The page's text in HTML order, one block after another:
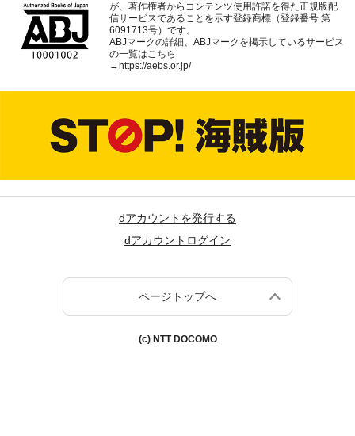
が、著作権者からコンテンツ使用許諾を得た正規版配
信サービスであることを示す登録商標（登録番号 第
6091713号）です。
ABJマークの詳細、ABJマークを掲示しているサービス
の一覧はこちら
→ https://aebs.or.jp/
dアカウントを発行する
dアカウントログイン
ページトップへ
(c) NTT DOCOMO